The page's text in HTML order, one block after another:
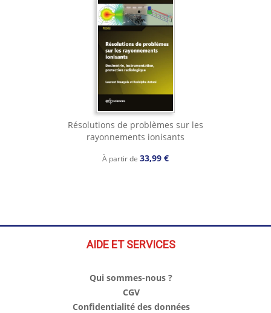
Résolutions de problèmes sur les
rayonnements ionisants
À partir de 33,99 €
AIDE ET SERVICES
Qui sommes-nous ?
CGV
Confidentialité des données